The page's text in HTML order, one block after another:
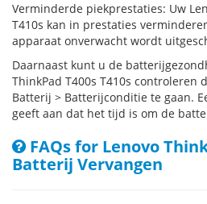
Verminderde piekprestaties: Uw
T410s kan in prestaties
apparaat onverwacht wordt
Daarnaast kunt u de
ThinkPad T400s T410s controleren
Batterij > Batterijconditie te gaan.
geeft aan dat het tijd is om de
FAQs for Lenovo
Batterij Vervangen